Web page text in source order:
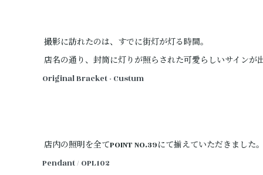
撮影に訪れたのは、すでに街灯が灯る時間。
店名の通り、封筒に灯りが照らされた可愛らしいサインが
Original Bracket - Custum
店内の照明を全てPOINT NO.39にて揃えていただきました。
Pendant / OPL102